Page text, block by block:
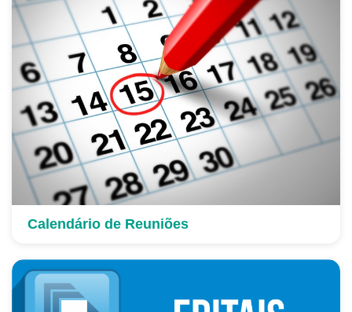
Calendário de Reuniões